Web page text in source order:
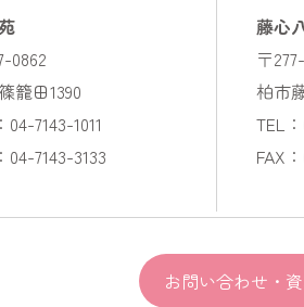
0862
籠田1390
04-7143-1011
04-7143-3133
藤心
〒
柏市
TEL
FAX
お問い合わせ・